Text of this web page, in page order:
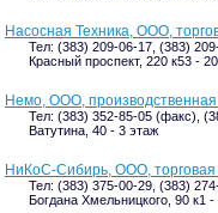
Насосная Техника, ООО,
Тел: (383) 209-06-17, (383)
Красный проспект, 220 к53 -
Немо, ООО,
Тел: (383) 352-85-05 (факс),
Ватутина, 40 - 3 этаж
НиКоС-Сибирь, ООО, торговая
Тел: (383) 375-00-29, (383)
Богдана Хмельницкого, 90 к1 -